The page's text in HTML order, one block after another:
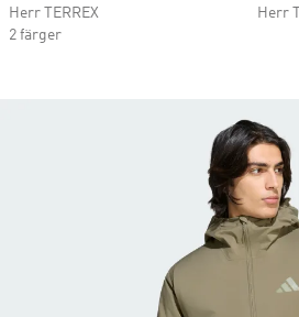
Herr TERREX
2 färger
Herr